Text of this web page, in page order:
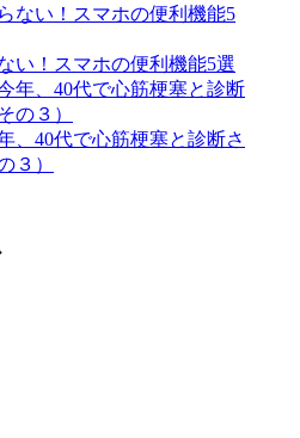
い！スマホの便利機能5選
、40代で心筋梗塞と診断さ
３）